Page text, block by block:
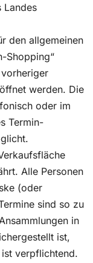
Landes
den allgemeinen
Shopping“
werden. Die
oder im
Termin-
Alle Personen
(oder
sind so zu
in
ist,
verpflichtend.